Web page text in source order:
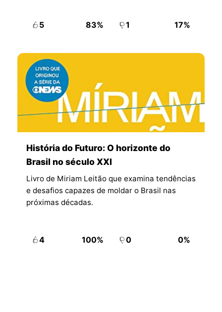
5 83% 1 17%
História do Futuro: O horizonte do
Brasil no século XXI
Livro de Miriam Leitão que examina tendências
e desafios capazes de moldar o Brasil nas
próximas décadas.
4 100% 0 0%